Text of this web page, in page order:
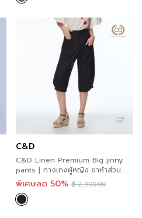
C&D
C&D Linen Premium Big jinny
pants | กางเกงผู้หญิง ขาห้าส่วน
สีดำ C9YIBL
พิเศษลด 50% ฿2,990.00